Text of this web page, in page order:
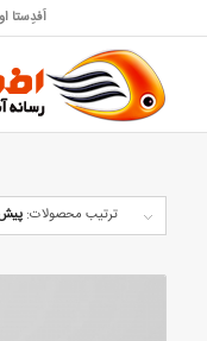
اَفدِستا
ترتیب محصولات: